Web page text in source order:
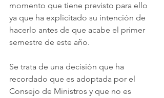
momento que tiene previsto para ello
ya que ha explicitado su intención de
hacerlo antes de que acabe el primer
semestre de este año.
Se trata de una decisión que ha
recordado que es adoptada por el
Consejo de Ministros y que no es